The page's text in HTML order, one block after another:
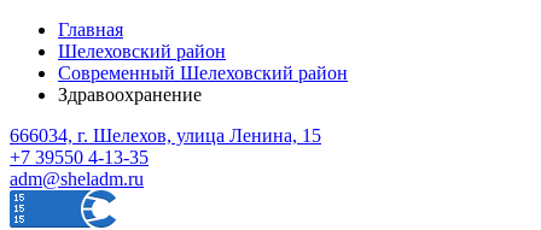
Главная
Шелеховский район
Современный Шелеховский район
Здравоохранение
666034, г. Шелехов, улица Ленина, 15
+7 39550 4-13-35
adm@sheladm.ru